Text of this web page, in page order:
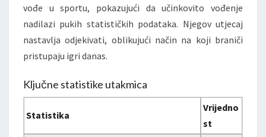
vođe u sportu, pokazujući da učinkovito vođenje
nadilazi pukih statističkih podataka. Njegov utjecaj
nastavlja odjekivati, oblikujući način na koji braniči
pristupaju igri danas.
Ključne statistike utakmica
Statistika
Vrijedno
st